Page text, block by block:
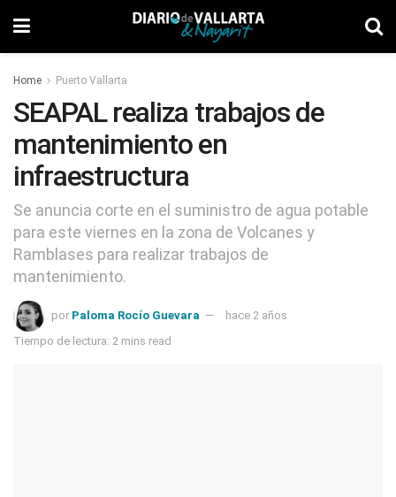
Home Puerto Vallarta
SEAPAL realiza trabajos de
mantenimiento en
infraestructura
Se anuncia corte en el suministro de agua potable
para este viernes en la zona de Volcanes y
Ramblases para realizar trabajos de
mantenimiento.
por Paloma Rocío Guevara
hace 2 años
Tiempo de lectura: 2 mins read